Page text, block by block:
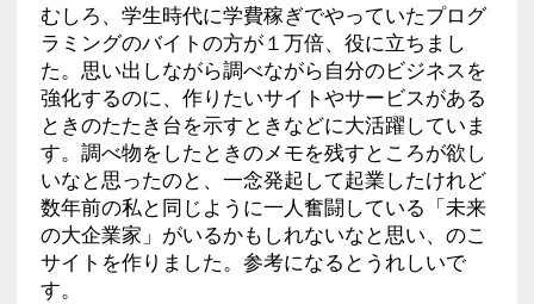
むしろ、学生時代に学費稼ぎでやっていたプログ
ラミングのバイトの方が１万倍、役に立ちまし
た。思い出しながら調べながら自分のビジネスを
強化するのに、作りたいサイトやサービスがある
ときのたたき台を示すときなどに大活躍していま
す。調べ物をしたときのメモを残すところが欲し
いなと思ったのと、一念発起して起業したけれど
数年前の私と同じように一人奮闘している「未来
の大企業家」がいるかもしれないなと思い、のこ
サイトを作りました。参考になるとうれしいで
す。